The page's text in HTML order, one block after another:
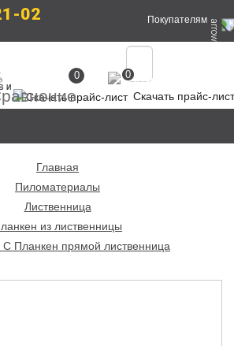
02 Покупателям
И
Скачать прайс-лист
0 0
Главная
Пиломатериалы
Лиственница
из лиственницы
С Планкен прямой лиственница